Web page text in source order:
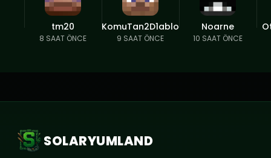
tm20
8 SAAT ÖNCE
KomuTan2D1ablo
9 SAAT ÖNCE
Noarne
10 SAAT ÖNCE
SOLARYUMLAND